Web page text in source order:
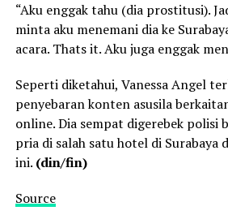
“Aku enggak tahu (dia prostitusi).
minta aku menemani dia ke
acara. Thats it. Aku juga enggak
Seperti diketahui, Vanessa Angel
penyebaran konten asusila
online. Dia sempat digerebek polisi
pria di salah satu hotel di Surabaya
ini. (din/fin)
Source